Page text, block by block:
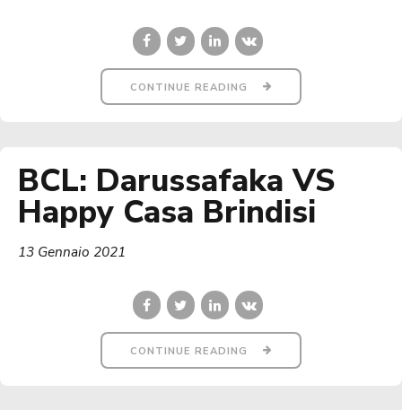
CONTINUE READING
BCL: Darussafaka VS
Happy Casa Brindisi
13 Gennaio 2021
CONTINUE READING